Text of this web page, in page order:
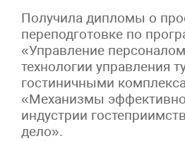
Получила дипломы о
переподготовке по
«Управление
технологии управления
гостиничными
«Механизмы
индустрии
дело».